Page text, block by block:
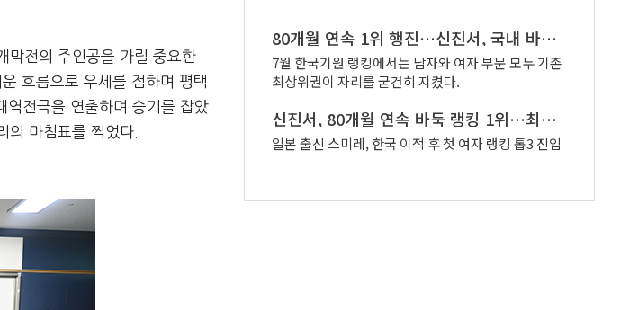
막전의 주인공을 가릴 중요한
흐름으로 우세를 점하며 평택
역전극을 연출하며 승기를 잡았
의 마침표를 찍었다.
80개월 연속 1위 행진…신진서, 국내 바둑 랭킹 또 정상
7월 한국기원 랭킹에서는 남자와 여자 부문 모두 기존
최상위권이 자리를 굳건히 지켰다.
신진서, 80개월 연속 바둑 랭킹 1위…최정, 2개월 연속 여자 1위
일본 출신 스미레, 한국 이적 후 첫 여자 랭킹 톱3 진입